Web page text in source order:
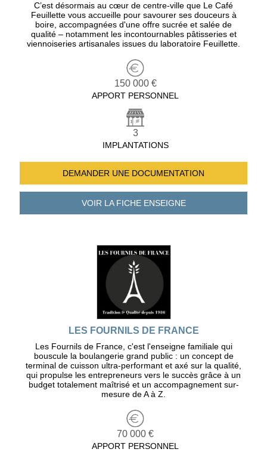
C’est désormais au cœur de centre-ville que Le Café
Feuillette vous accueille pour savourer ses douceurs à
boire, accompagnées d'une offre sucrée et salée de
qualité – notamment les incontournables pâtisseries et
viennoiseries artisanales issues du laboratoire Feuillette.
150 000 €
APPORT PERSONNEL
3
IMPLANTATIONS
DEMANDER UNE DOCUMENTATION
VOIR LA FICHEENSEIGNE
LES FOURNILS DE FRANCE
Les Fournils de France, c'est l'enseigne familiale qui
bouscule la boulangerie grand public : un concept de
terminal de cuisson ultra-performant et axé sur la qualité,
qui propulse les entrepreneurs vers le succès grâce à un
budget totalement maîtrisé et un accompagnement sur-
mesure de A à Z.
70 000 €
APPORT PERSONNEL